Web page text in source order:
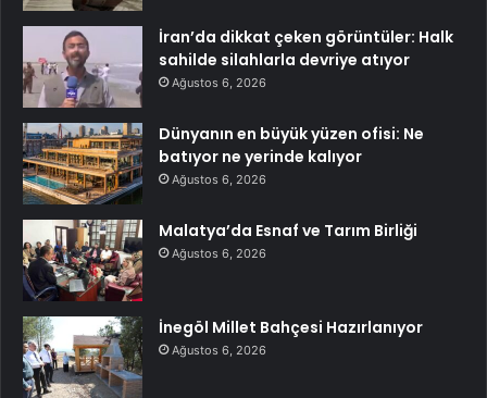
İran’da dikkat çeken görüntüler: Halk
sahilde silahlarla devriye atıyor
Ağustos 6, 2026
Dünyanın en büyük yüzen ofisi: Ne
batıyor ne yerinde kalıyor
Ağustos 6, 2026
Malatya’da Esnaf ve Tarım Birliği
Ağustos 6, 2026
İnegöl Millet Bahçesi Hazırlanıyor
Ağustos 6, 2026